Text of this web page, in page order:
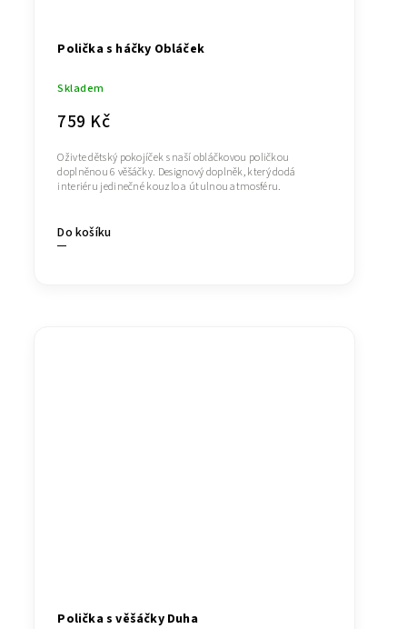
Polička s háčky Obláček
Skladem
759 Kč
Do košíku
Oživte dětský pokojíček s naší obláčkovou poličkou
doplněnou 6 věšáčky. Designový doplněk, který dodá
interiéru jedinečné kouzlo a útulnou atmosféru.
Polička s věšáčky Duha